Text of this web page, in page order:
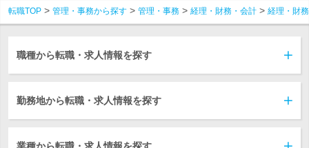
転職TOP 管理・事務から探す 管理・事務 経理・財務・会計 経理・財務
職種から転職・求人情報を探す
勤務地から転職・求人情報を探す
業種から転職・求人情報を探す